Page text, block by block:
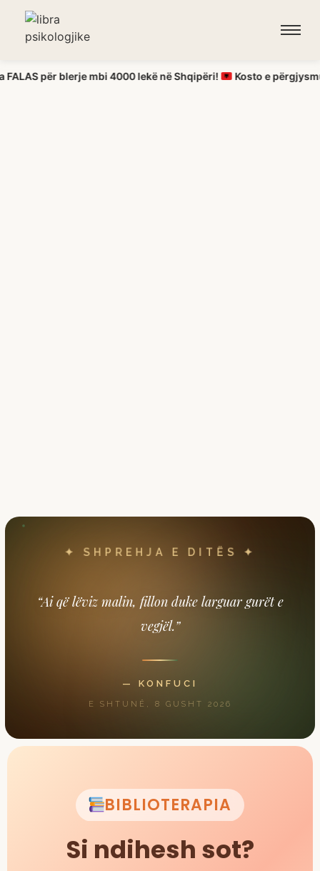
për blerje mbi 4000 lekë në Shqipëri! Kosto e përgjysmuar për
✦ SHPREHJA E DITËS ✦
“Ai që lëviz malin, fillon duke larguar gurët e
vegjël.”
— KONFUCI
E SHTUNË, 8 GUSHT 2026
BIBLIOTERAPIA
Si ndihesh sot?